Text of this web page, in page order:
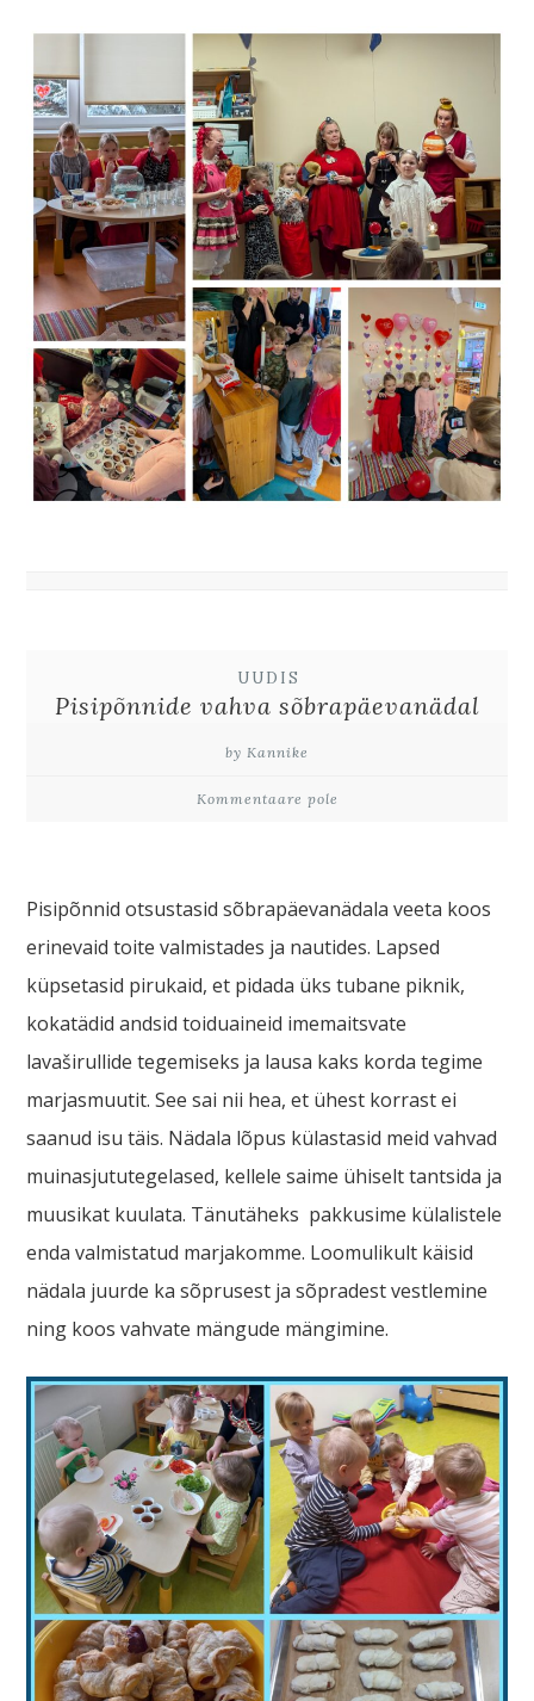
UUDIS
Pisipõnnide vahva sõbrapäevanädal
by Kannike
Kommentaare pole
Pisipõnnid otsustasid sõbrapäevanädala veeta koos
erinevaid toite valmistades ja nautides. Lapsed
küpsetasid pirukaid, et pidada üks tubane piknik,
kokatädid andsid toiduaineid imemaitsvate
lavaširullide tegemiseks ja lausa kaks korda tegime
marjasmuutit. See sai nii hea, et ühest korrast ei
saanud isu täis. Nädala lõpus külastasid meid vahvad
muinasjututegelased, kellele saime ühiselt tantsida ja
muusikat kuulata. Tänutäheks pakkusime külalistele
enda valmistatud marjakomme. Loomulikult käisid
nädala juurde ka sõprusest ja sõpradest vestlemine
ning koos vahvate mängude mängimine.